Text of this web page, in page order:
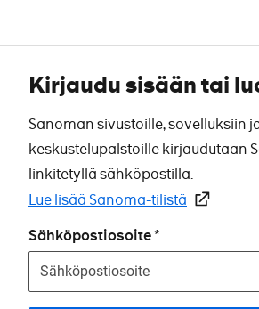
Kirjaudu sisään tai
Sanoman sivustoille, sovelluksiin
keskustelupalstoille kirjaudutaan
linkitetyllä sähköpostilla.
Lue lisää Sanoma-tilistä
Sähköpostiosoite